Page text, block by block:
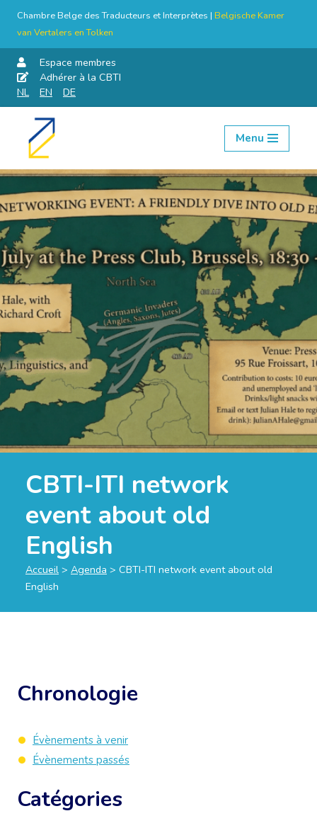
Chambre Belge des Traducteurs et Interprètes | Belgische Kamer
van Vertalers en Tolken
Espace membres
Adhérer à la CBTI
NL
EN DE
Aller
contenu
Menu
CBTI-ITI network
event about old
English
Accueil > Agenda > CBTI-ITI network event about old
English
Chronologie
Évènements à venir
Évènements passés
Catégories